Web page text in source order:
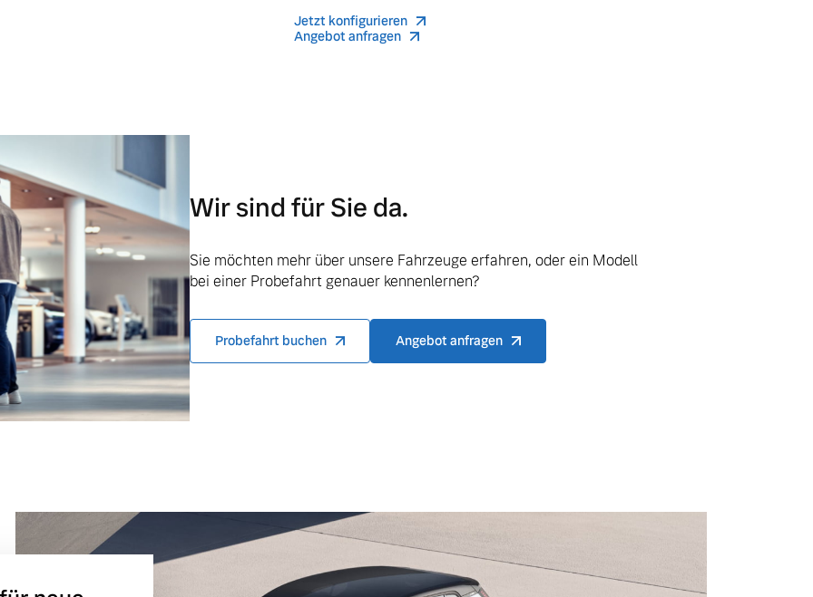
Original Volvo Winter- und Sommer Kompletträder.
Jetzt konfigurieren
Angebot anfragen
Wir sind für Sie da.
Sie möchten mehr über unsere Fahrzeuge erfahren, oder ein Modell
bei einer Probefahrt genauer kennenlernen?
Probefahrt buchen Angebot anfragen